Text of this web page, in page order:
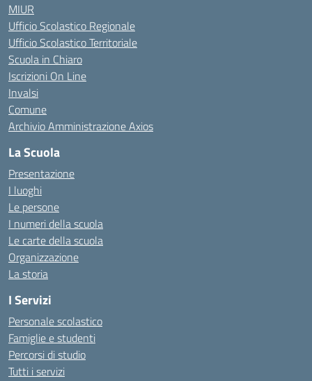
MIUR
Ufficio Scolastico Regionale
Ufficio Scolastico Territoriale
Scuola in Chiaro
Iscrizioni On Line
Invalsi
Comune
Archivio Amministrazione Axios
La Scuola
Presentazione
I luoghi
Le persone
I numeri della scuola
Le carte della scuola
Organizzazione
La storia
I Servizi
Personale scolastico
Famiglie e studenti
Percorsi di studio
Tutti i servizi